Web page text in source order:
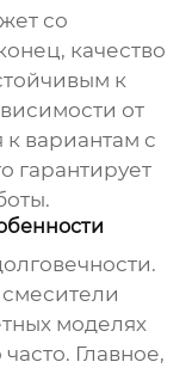
со
качество
к
от
вариантам с
гарантирует
моделях
Главное,